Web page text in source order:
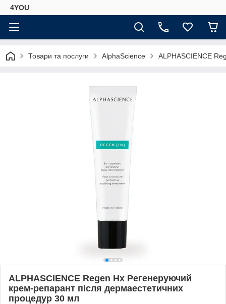
4YOU
Товари та послуги AlphaScience ALPHASCIENCE
ALPHASCIENCE Regen Hx Регенеруючий
крем-репарант після дермаестетичних
процедур 30 мл